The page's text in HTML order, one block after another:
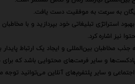
به سرعت به موفقیت دست یافت.
استراتژی تبلیغاتی خود بپردازید و با
نیز اشاره کرد.
مخاطبان بین‌المللی و ایجاد یک ارتباط پایدار
و سایر فرمت‌های محتوایی باشد که
و سایر پلتفرم‌های آنلاین می‌توانید توجه